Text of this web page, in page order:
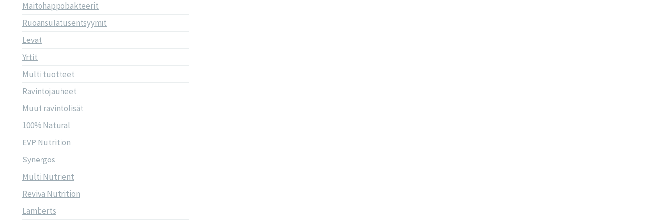
Maitohappobakteerit
Ruoansulatusentsyymit
Levät
Yrtit
Multi tuotteet
Ravintojauheet
Muut ravintolisät
100% Natural
EVP Nutrition
Synergos
Multi Nutrient
Reviva Nutrition
Lamberts